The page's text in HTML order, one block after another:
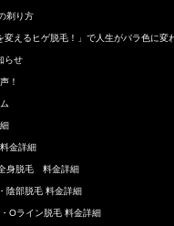
剃り方
変えるヒゲ脱毛！」で人生がバラ色に変
らせ
！
金詳細
身脱毛 料金詳細
陰部脱毛 料金詳細
Oライン脱毛 料金詳細